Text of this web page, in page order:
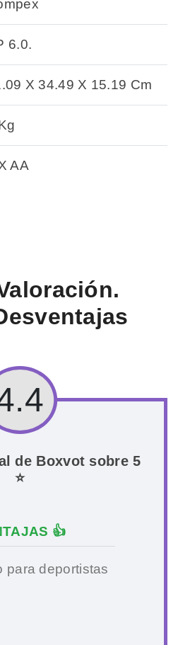
6.0.
X 34.49 X 15.19 Cm
AA
de Boxvot sobre 5
⭐
👍
para deportistas